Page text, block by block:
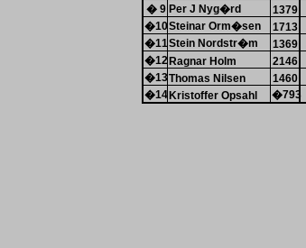
� 9 Per J Nyg�rd 1379
�10Steinar Orm�sen 1713
�11Stein Nordstr�m 1369
�12 Ragnar Holm 2146
�13Thomas Nilsen 1460
�14 Kristoffer Opsahl �793